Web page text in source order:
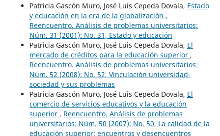
Patricia Gascón Muro, José Luis Cepeda Dovala, Estado
y educación en la era de la globalización ,
Reencuentro. Análisis de problemas universitarios:
Núm. 31 (2001): No. 31, Estado y educación
Patricia Gascón Muro, José Luis Cepeda Dovala, El
mercado de créditos para la educación superior ,
Reencuentro. Análisis de problemas universitarios:
Núm. 52 (2008): No. 52, Vinculación universidad-
sociedad y sus problemas
Patricia Gascón Muro, José Luis Cepeda Dovala, El
comercio de servicios educativos y la educación
superior , Reencuentro. Análisis de problemas
universitarios: Núm. 50 (2007): No. 50, La calidad de la
educación superior: encuentros y desencuentros